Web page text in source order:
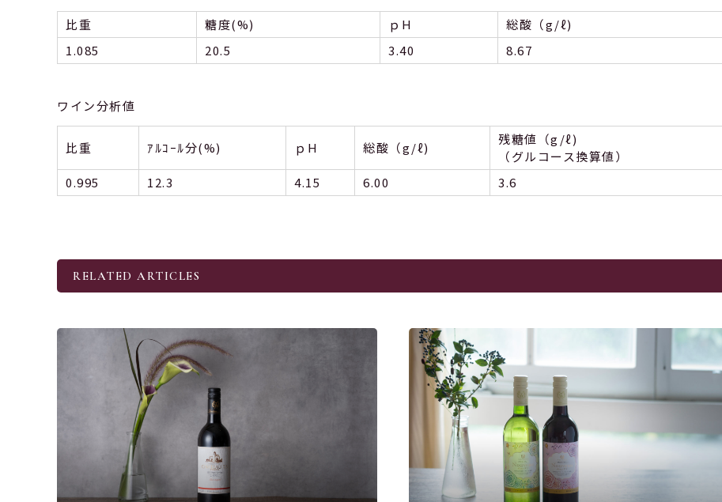
比重
糖度(%) ｐH
総酸（g/ℓ)
1.085
20.5 3.40 8.67
ワイン分析値
比重 ｱﾙｺｰﾙ分(%) ｐH 総酸（g/ℓ)
残糖値（g/ℓ)
（グルコース換算値）
0.995
12.3 4.15 6.00 3.6
RELATED ARTICLES